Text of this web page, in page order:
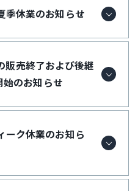
休業のお知らせ
販売終了および後継
始のお知らせ
ーク休業のお知ら